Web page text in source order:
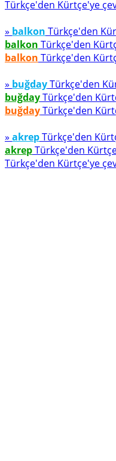
Türkçe'den Kürtçe'ye
» balkon Türkçe'den
balkon Türkçe'den
balkon Türkçe'den
» buğdayTürkçe'den
buğdayTürkçe'den
buğdayTürkçe'den
» akrepTürkçe'den
akrepTürkçe'den
Türkçe'den Kürtçe'ye